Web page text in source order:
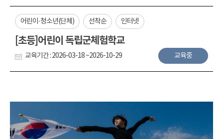
어린이·청소년(단체) 선착순 인터넷
[초등]어린이 독립군체험학교
교육기간 : 2026-03-18 ~2026-10-29 교육중